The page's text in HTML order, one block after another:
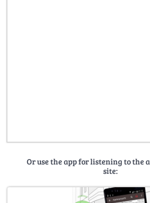
Or use the app for listening to the
site: